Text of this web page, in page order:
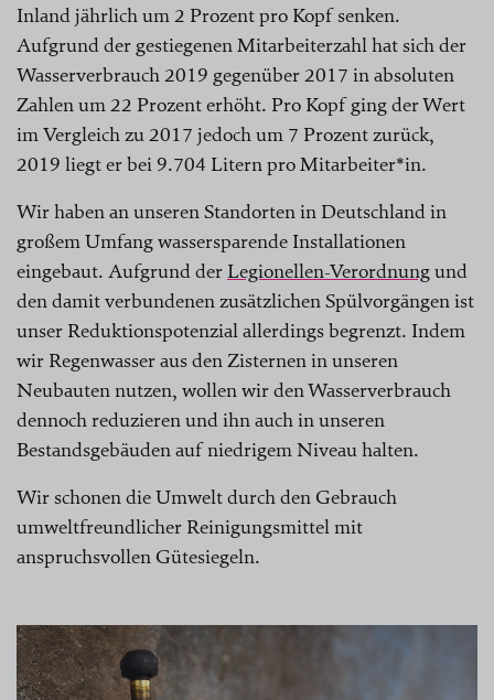
Inland jährlich um 2 Prozent pro Kopf senken.
Aufgrund der gestiegenen Mitarbeiterzahl hat sich der
Wasserverbrauch 2019 gegenüber 2017 in absoluten
Zahlen um 22 Prozent erhöht. Pro Kopf ging der Wert
im Vergleich zu 2017 jedoch um 7 Prozent zurück,
2019 liegt er bei 9.704 Litern pro Mitarbeiter*in.
Wir haben an unseren Standorten in Deutschland in
großem Umfang wassersparende Installationen
eingebaut. Aufgrund der Legionellen-Verordnungund
den damit verbundenen zusätzlichen Spülvorgängen ist
unser Reduktionspotenzial allerdings begrenzt. Indem
wir Regenwasser aus den Zisternen in unseren
Neubauten nutzen, wollen wir den Wasserverbrauch
dennoch reduzieren und ihn auch in unseren
Bestandsgebäuden auf niedrigem Niveau halten.
Wir schonen die Umwelt durch den Gebrauch
umweltfreundlicher Reinigungsmittel mit
anspruchsvollen Gütesiegeln.